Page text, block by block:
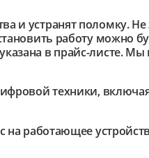
устранят поломку. Не
работу можно
в прайс-листе.
техники,
работающее